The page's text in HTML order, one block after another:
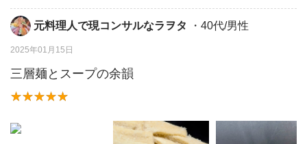
元料理人で現コンサルなラヲタ ・40代/男性
2025年01月15日
三層麺とスープの余韻